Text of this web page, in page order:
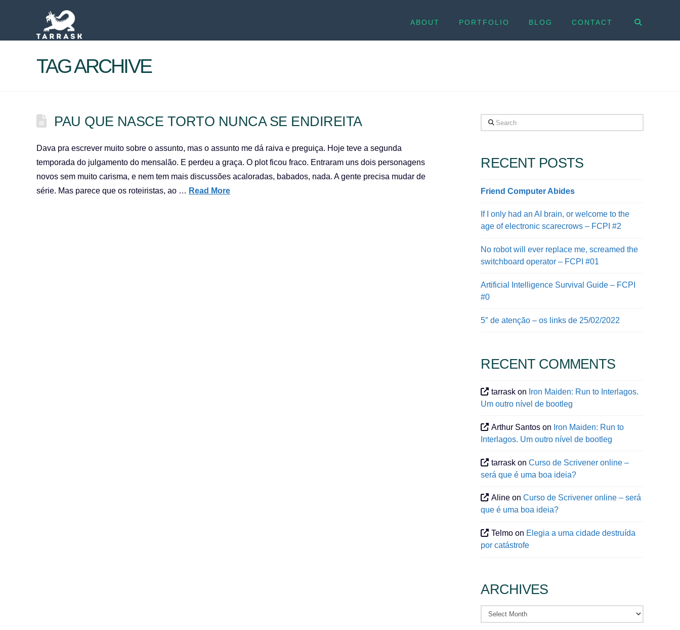
ABOUT PORTFOLIO BLOG CONTACT
TAG ARCHIVE
PAU QUE NASCE TORTO NUNCA SE ENDIREITA
Dava pra escrever muito sobre o assunto, mas o assunto me dá raiva e preguiça. Hoje teve a segunda
temporada do julgamento do mensalão. E perdeu a graça. O plot ficou fraco. Entraram uns dois personagens
novos sem muito carisma, e nem tem mais discussões acaloradas, babados, nada. A gente precisa mudar de
série. Mas parece que os roteiristas, ao … Read More
Search
RECENT POSTS
Friend Computer Abides
If I only had an AI brain, or welcome to the
age of electronic scarecrows – FCPI #2
No robot will ever replace me, screamed the
switchboard operator – FCPI #01
Artificial Intelligence Survival Guide – FCPI
#0
5″ de atenção – os links de 25/02/2022
RECENT COMMENTS
tarrask on Iron Maiden: Run to Interlagos.
Um outro nível de bootleg
Arthur Santos on Iron Maiden: Run to
Interlagos. Um outro nível de bootleg
tarrask onCurso de Scrivener online –
será que é uma boa ideia?
Aline onCurso de Scrivener online – será
que é uma boa ideia?
Telmo on Elegia a uma cidade destruída
por catástrofe
ARCHIVES
Archives